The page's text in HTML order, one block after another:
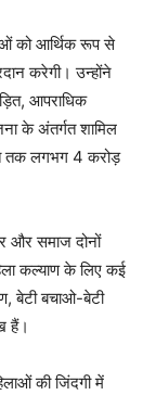
को आर्थिक रूप से
करेगी। उन्होंने
आपराधिक
के अंतर्गत शामिल
तक लगभग 4 करोड़
और समाज दोनों
कल्याण के लिए कई
बेटी बचाओ-बेटी
हैं।
की जिंदगी में